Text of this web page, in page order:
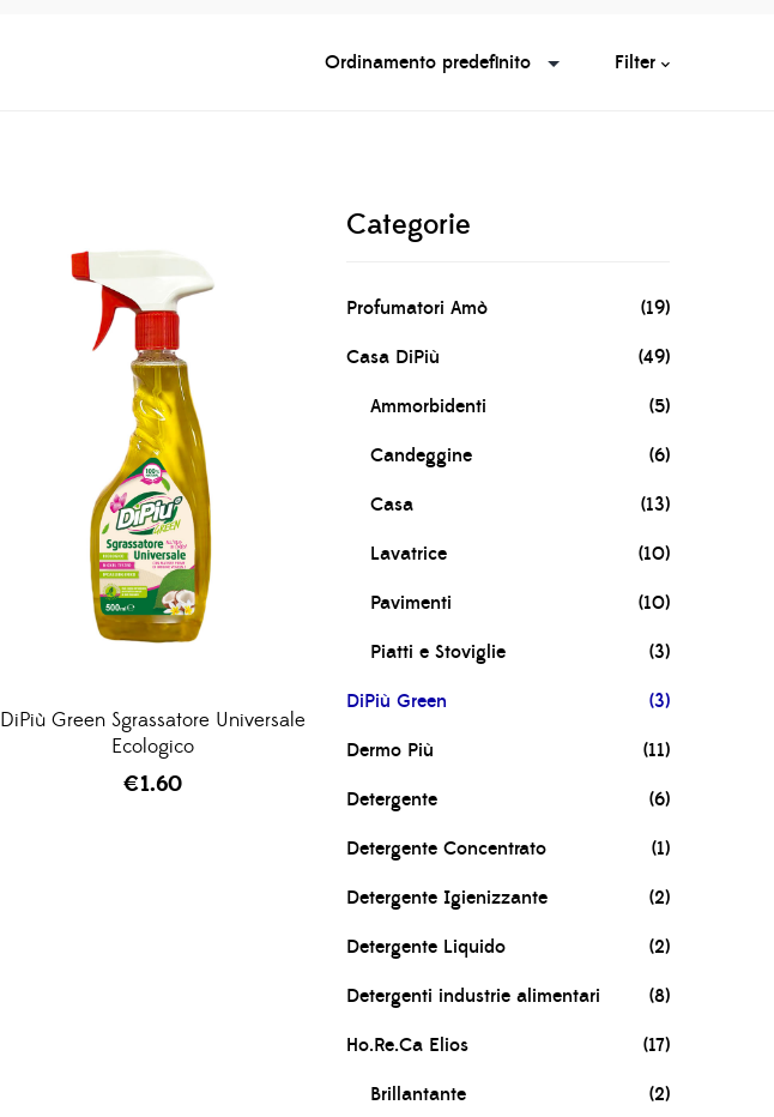
Filter
DiPiù Green Sgrassatore Universale
Ecologico
€1.60
Categorie
Profumatori Amò (19)
Casa DiPiù (49)
Ammorbidenti (5)
Candeggine (6)
Casa (13)
Lavatrice (10)
Pavimenti (10)
Piatti e Stoviglie (3)
DiPiù Green (3)
Dermo Più (11)
Detergente (6)
Detergente Concentrato (1)
Detergente Igienizzante (2)
Detergente Liquido (2)
Detergenti industrie alimentari (8)
Ho.Re.Ca Elios (17)
Brillantante (2)